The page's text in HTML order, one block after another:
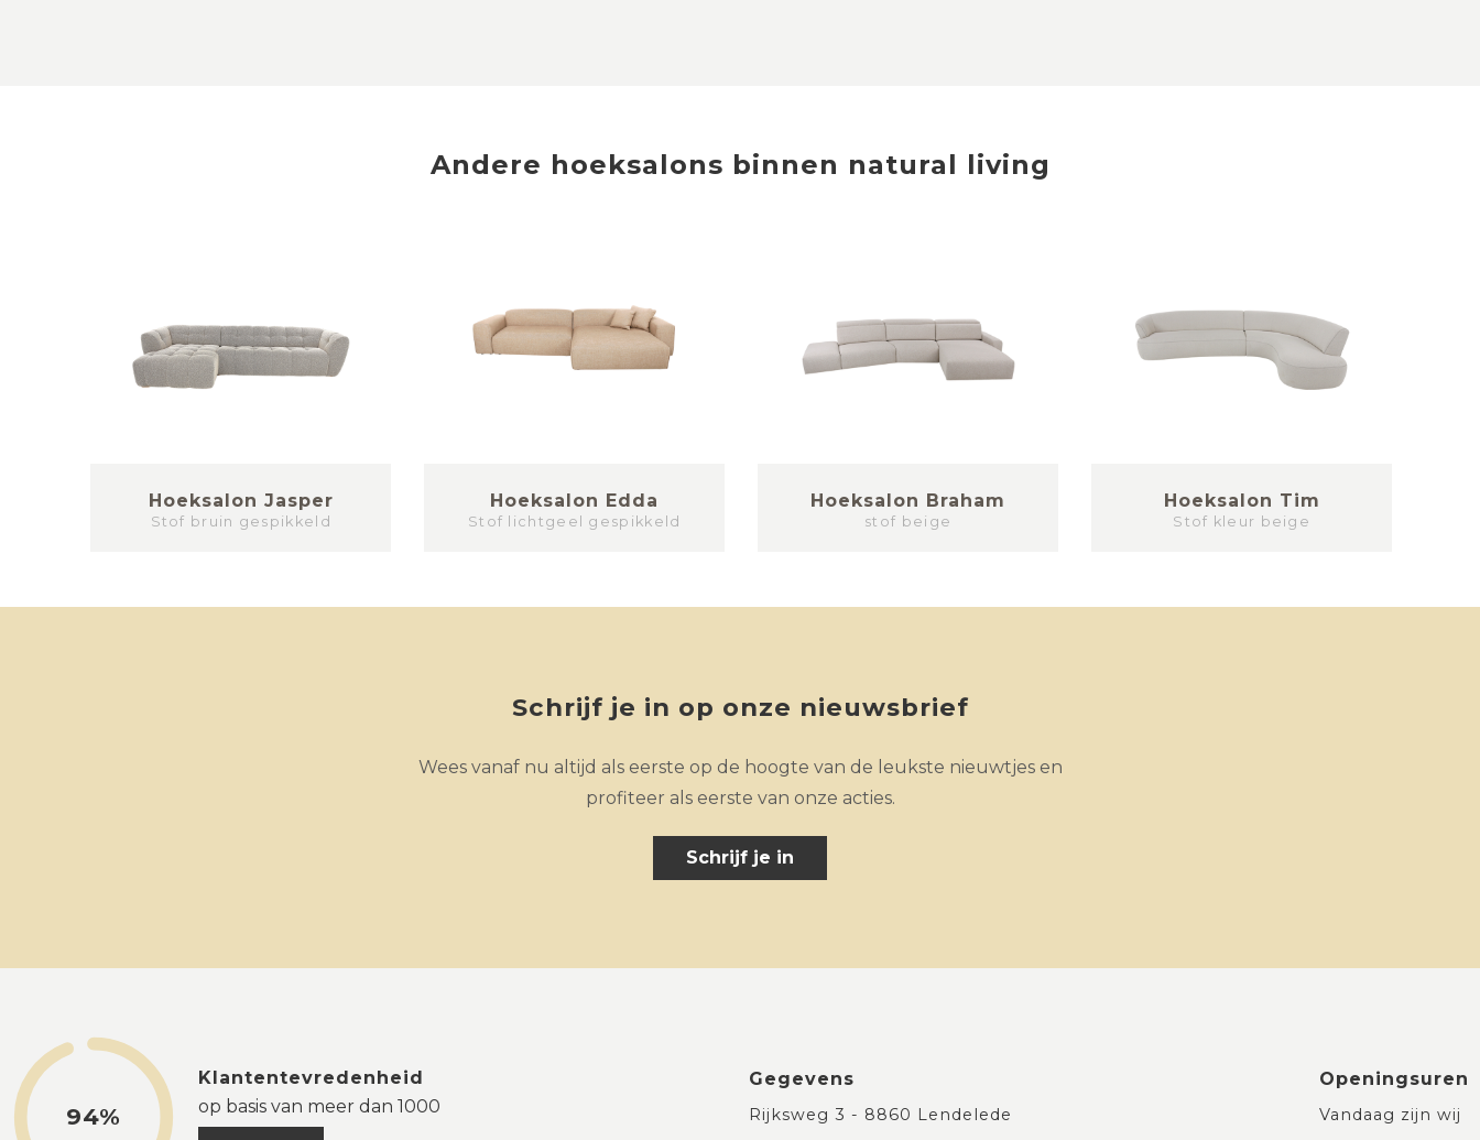
Andere hoeksalons binnen natural living
Hoeksalon Jasper
Stof bruin gespikkeld
Hoeksalon Edda
Stof lichtgeel gespikkeld
Hoeksalon Braham
stof beige
Hoeksalon Tim
Stof kleur beige
Schrijf je in op onze nieuwsbrief
Wees vanaf nu altijd als eerste op de hoogte van de leukste nieuwtjes en
profiteer als eerste van onze acties.
Schrijf je in
94%
Klantentevredenheid
op basis van meer dan 1000
Gegevens
Rijksweg 3 - 8860 Lendelede
Openingsuren
Vandaag zijn wij